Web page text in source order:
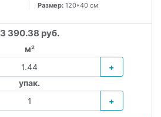
Размер: 120*40 см
3 390.38 руб.
м²
+
упак.
+